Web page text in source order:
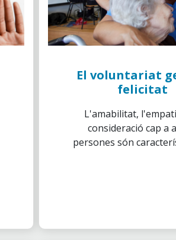
El voluntariat
felicitat
L'amabilitat,
consideració cap a
persones són